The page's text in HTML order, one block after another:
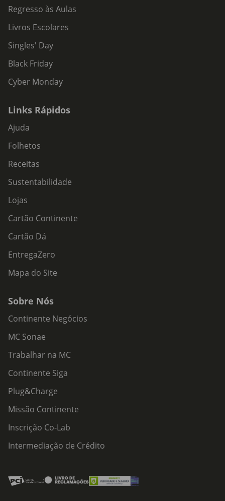
Regresso às Aulas
Livros Escolares
Singles' Day
Black Friday
Cyber Monday
Links Rápidos
Ajuda
Folhetos
Receitas
Sustentabilidade
Lojas
Cartão Continente
Cartão Dá
EntregaZero
Mapa do Site
Sobre Nós
Continente Negócios
MC Sonae
Trabalhar na MC
Continente Siga
Plug&Charge
Missão Continente
Inscrição Co-Lab
Intermediação de Crédito